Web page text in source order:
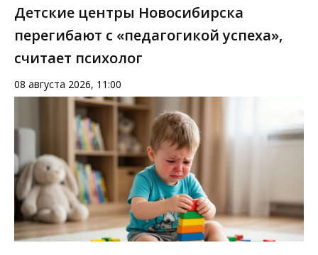
Детские центры Новосибирска
перегибают с «педагогикой успеха»,
считает психолог
08 августа 2026, 11:00